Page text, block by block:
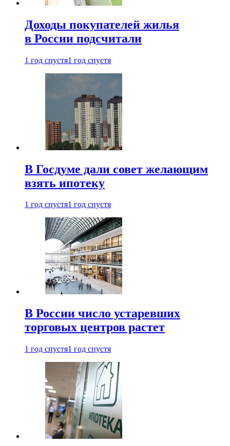
Доходы покупателей жилья
в России подсчитали
1 год спустя1 год спустя
В Госдуме дали совет желающим
взять ипотеку
1 год спустя1 год спустя
В России число устаревших
торговых центров растет
1 год спустя1 год спустя